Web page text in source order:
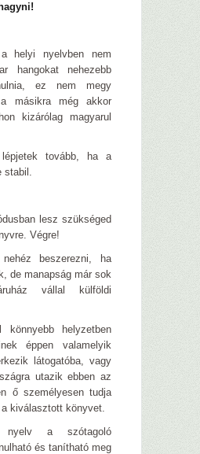
helyi nyelvben nem
hangokat nehezebb
ez nem megy
a másikra még akkor
kizárólag magyarul
tovább, ha a
stabil.
lesz szükséged
Végre!
beszerezni, ha
de manapság már sok
vállal külföldi
könnyebb helyzetben
éppen valamelyik
látogatóba, vagy
utazik ebben az
ő személyesen tudja
kiválasztott könyvet.
a szótagoló
és tanítható meg